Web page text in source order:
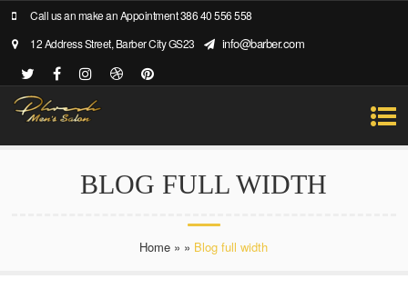
Call us an make an Appointment 386 40 556 558
12 Address Street, Barber City GS23
info@barber.com
BLOG FULL WIDTH
Home » » Blog full width